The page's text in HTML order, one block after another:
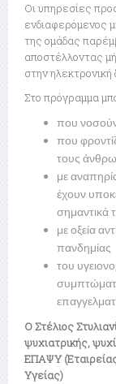
Οι υπηρεσίες
ενδιαφερόμενος
της ομάδας
αποστέλλοντας
στην ηλεκτρονική
Στο πρόγραμμα
που
που
τους
με
έχουν
σημαντικά
με οξεία
πανδημίας
του
Ο Στέλιος
ψυχιατρικής,
ΕΠΑΨΥ
Υγείας)